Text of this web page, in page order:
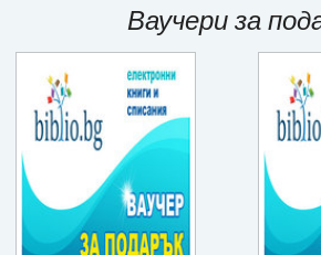
Игри
Подаръци
Ваучери
Промоции
Контакти
Ваучери за